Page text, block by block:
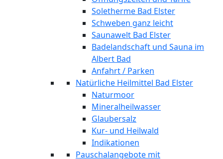
Soletherme Bad Elster
Schweben ganz leicht
Saunawelt Bad Elster
Badelandschaft und Sauna im
Albert Bad
Anfahrt / Parken
Natürliche Heilmittel Bad Elster
Naturmoor
Mineralheilwasser
Glaubersalz
Kur- und Heilwald
Indikationen
Pauschalangebote mit